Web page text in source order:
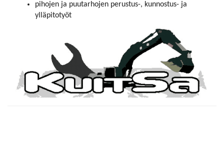
pihojen ja puutarhojen perustus-, kunnostus- ja
ylläpitotyöt